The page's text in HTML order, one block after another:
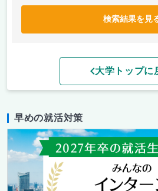
検索結果を見
大学トップに
早めの就活対策